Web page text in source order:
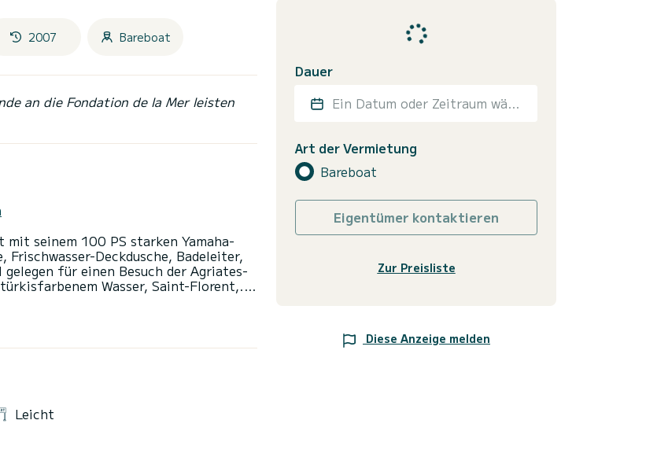
2007 Bareboat
an die Fondation de la Mer leisten
seinem 100 PS starken Yamaha-
Deckdusche, Badeleiter,
für einen Besuch der Agriates-
Wasser, Saint-Florent,...
Tag verbringen.
Leicht
Dauer
Ein Datum oder Zeitraum wählen
Art der Vermietung
Bareboat
Eigentümer kontaktieren
Zur Preisliste
Diese Anzeige melden